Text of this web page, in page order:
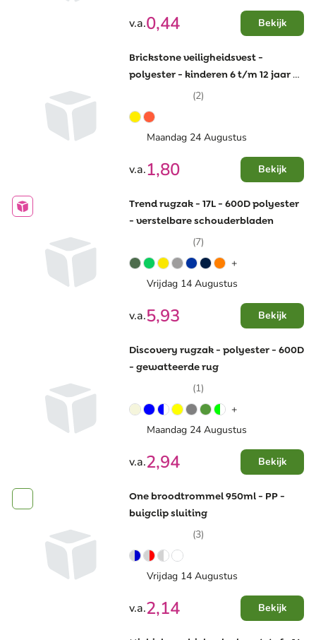
v.a.0,44 Bekijk
Brickstone veiligheidsvest -
polyester - kinderen 6 t/m 12 jaar -
klittenbandsluiting
(2)
Maandag 24 Augustus
v.a.1,80 Bekijk
Trend rugzak - 17L - 600D polyester
- verstelbare schouderbladen
(7)
+
Vrijdag 14 Augustus
v.a.5,93 Bekijk
Discovery rugzak - polyester - 600D
- gewatteerde rug
(1)
+
Maandag 24 Augustus
v.a.2,94 Bekijk
One broodtrommel 950ml - PP -
buigclip sluiting
(3)
Vrijdag 14 Augustus
v.a.2,14 Bekijk